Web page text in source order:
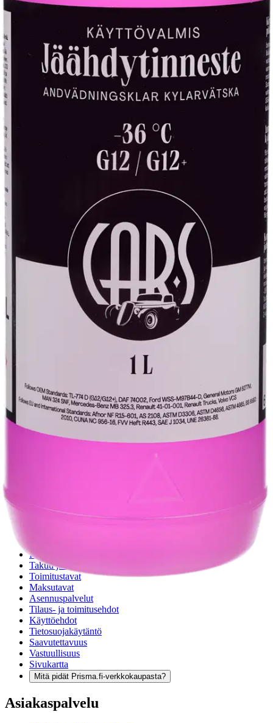
Tuotekuvaus
Käyttövalmis jäähdytinneste bensiini- ja dieselmoottoreihin. Sisältää
lisäaineita ruostumista ja vaahtoamista vastaan. Suojaa moottoria
jäätymiseltä -36 °C saakka.
Ominaisuudet
Käyttöturvallisuus
Oletko tyytyväinen tuotetietoihin?
Ovatko tuotetiedot riittävät? Jos tuotetiedoissa on puutteita tai niitä
Anna palautetta Avautuu uuteen välilehteen
Ilmainen palautus 30 päivää.*
Nouto myymälästä ilman toimituskuluja.
Asiakasomistajalle Bonusta jopa 5 %.*
Verkkokauppa
Ohjeet
Reklamaatio
Takuu ja huolto
Toimitustavat
Maksutavat
Asennuspalvelut
Tilaus- ja toimitusehdot
Käyttöehdot
Tietosuojakäytäntö
Saavutettavuus
Vastuullisuus
Sivukartta
Mitä pidät Prisma.fi-verkkokaupasta?
Asiakaspalvelu